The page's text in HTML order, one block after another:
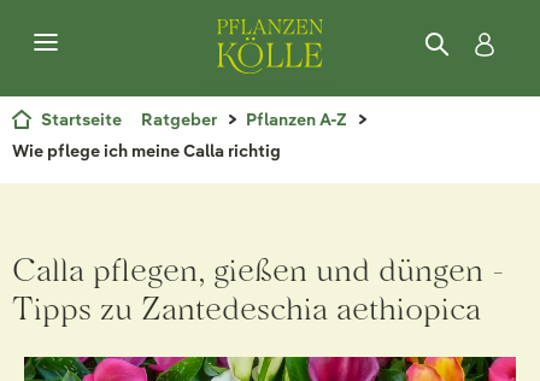
Startseite Ratgeber
Pflanzen A-Z
Wie pflege ich meine Calla richtig
Calla pflegen, gießen und düngen -
Tipps zu Zantedeschia aethiopica